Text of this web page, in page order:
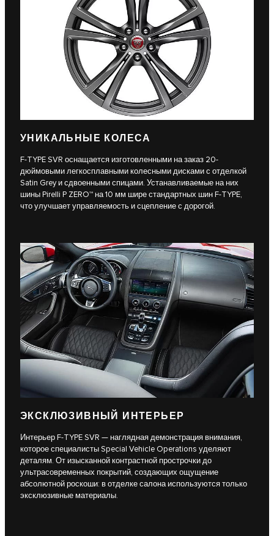
УНИКАЛЬНЫЕ КОЛЕСА
F-TYPE SVR оснащается изготовленными на заказ 20-
дюймовыми легкосплавными колесными дисками с отделкой
Satin Grey и сдвоенными спицами. Устанавливаемые на них
шины Pirelli P ZERO™ на 10 мм шире стандартных шин F-TYPE,
что улучшает управляемость и сцепление с дорогой.
ЭКСКЛЮЗИВНЫЙ ИНТЕРЬЕР
Интерьер F-TYPE SVR — наглядная демонстрация внимания,
которое специалисты Special Vehicle Operations уделяют
деталям. От изысканной контрастной прострочки до
ультрасовременных покрытий, создающих ощущение
абсолютной роскоши: в отделке салона используются только
эксклюзивные материалы.